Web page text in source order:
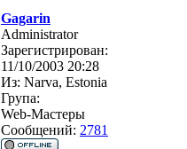
Gagarin
Administrator
Зарегистрирован:
11/10/2003 20:28
Из: Narva, Estonia
Група:
Web-Мастеры
Сообщений: 2781